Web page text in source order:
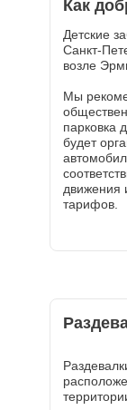
Как
Детские
Санкт-
возле
Мы
парковка
будет
движения
тарифов.